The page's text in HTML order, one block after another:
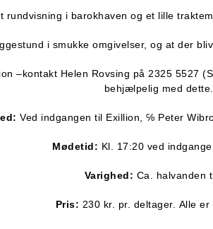
rundvisning i barokhaven og et lille
i smukke omgivelser, og at der
–kontakt Helen Rovsing på 2325 5527
behjælpelig med dette.
Ved indgangen til Exillion, ℅ Peter
Mødetid: Kl. 17:20 ved
Varighed: Ca. halvanden
Pris: 230 kr. pr. deltager. Alle er